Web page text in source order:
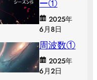
ー①
2025年
6月8日
周波数①
2025年
6月2日